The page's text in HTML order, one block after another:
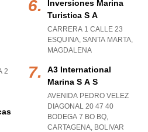
2
Inversiones Marina
Turistica S A
CARRERA 1 CALLE 23
ESQUINA, SANTA MARTA,
MAGDALENA
A3 International
Marina S A S
AVENIDA PEDRO VELEZ
DIAGONAL 20 47 40
BODEGA 7 BO BQ,
CARTAGENA, BOLIVAR